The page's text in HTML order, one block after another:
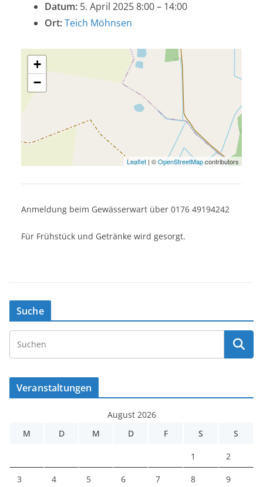
Datum: 5. April 2025 8:00– 14:00
Ort:Teich Möhnsen
+
−
Leaflet | ©OpenStreetMapcontributors
Anmeldung beim Gewässerwart über 0176 49194242
Für Frühstück und Getränke wird gesorgt.
Suche
Veranstaltungen
August 2026
M
D M D F S S
1 2
3 4 5 6 7 8 9